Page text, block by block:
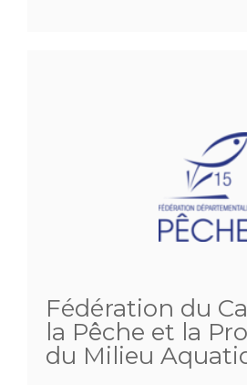
Fédération du
la Pêche et la
du Milieu